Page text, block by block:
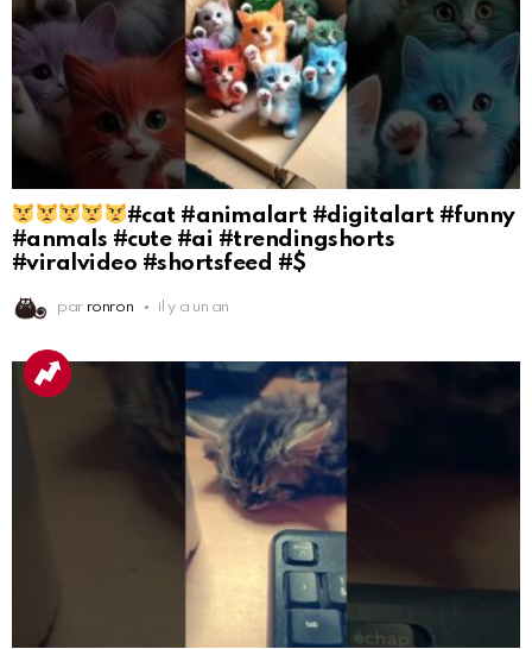
#cat #animalart #digitalart #funny
#anmals #cute #ai #trendingshorts
#viralvideo #shortsfeed #$
par ronron il y a un an